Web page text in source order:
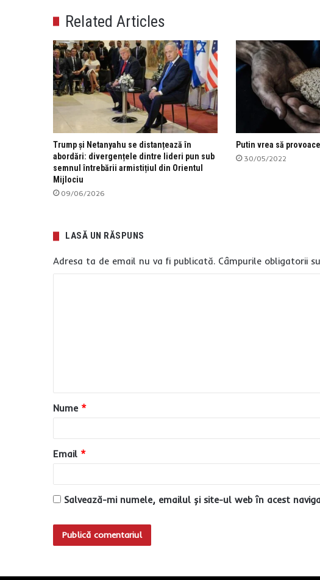
Related Articles
Trump și Netanyahu se distanțează în
abordări: divergențele dintre lideri pun sub
semnul întrebării armistițiul din Orientul
Mijlociu
09/06/2026
Putin vrea să
30/05/2022
LASĂ UN RĂSPUNS
Adresa ta de email nu va fi publicată. Câmpurile obligatorii
a
r
u
*
Nume *
Email *
Salvează-mi numele, emailul și site-ul web în acest